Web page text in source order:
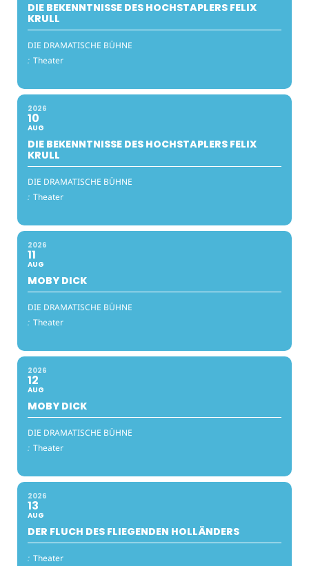
DIE BEKENNTNISSE DES HOCHSTAPLERS FELIX
KRULL
DIE DRAMATISCHE BÜHNE
: Theater
2026
10
AUG
DIE BEKENNTNISSE DES HOCHSTAPLERS FELIX
KRULL
DIE DRAMATISCHE BÜHNE
: Theater
2026
11
AUG
MOBY DICK
DIE DRAMATISCHE BÜHNE
: Theater
2026
12
AUG
MOBY DICK
DIE DRAMATISCHE BÜHNE
: Theater
2026
13
AUG
DER FLUCH DES FLIEGENDEN HOLLÄNDERS
: Theater